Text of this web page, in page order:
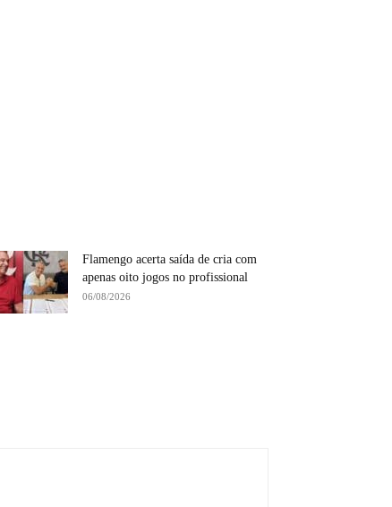
Flamengo acerta saída de cria com
apenas oito jogos no profissional
06/08/2026